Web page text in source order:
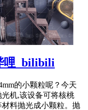
哩_bilibili
的小颗粒呢？今天
机,该设备可将核桃
料抛光成小颗粒。抛